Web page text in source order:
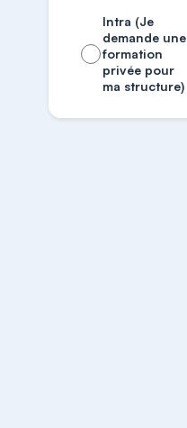
Intra (Je
demande une
formation
privée pour
ma structure)